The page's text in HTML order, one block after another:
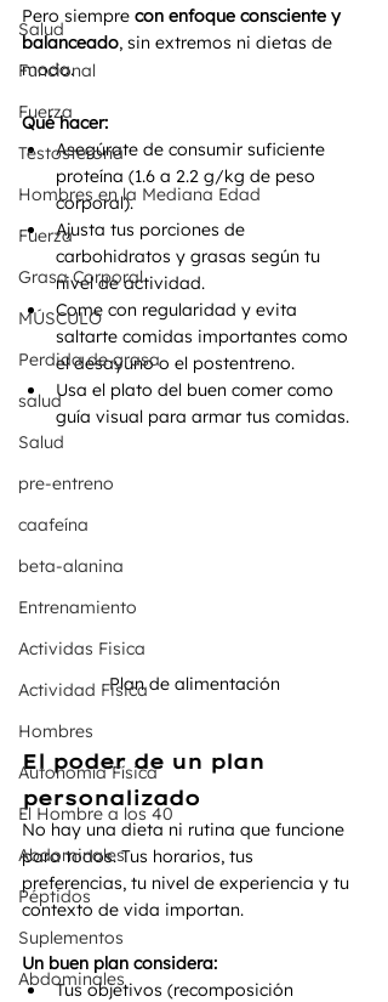
Salud
Funcional
Fuerza
Testosterona
Hombres en la Mediana Edad
Fuerza
Grasa Corporal
MÚSCULO
Perdida de grasa
salud
Salud
pre-entreno
caafeína
beta-alanina
Entrenamiento
Actividas Fisica
Actividad Fisica
Hombres
Autonomía Física
El Hombre a los 40
Abdominales
Péptidos
Suplementos
Abdominales
Pero siempre con enfoque consciente y
balanceado, sin extremos ni dietas de
moda.
Qué hacer:
Asegúrate de consumir suficiente
proteína (1.6 a 2.2 g/kg de peso
corporal).
Ajusta tus porciones de
carbohidratos y grasas según tu
nivel de actividad.
Come con regularidad y evita
saltarte comidas importantes como
el desayuno o el postentreno.
Usa el plato del buen comer como
guía visual para armar tus comidas.
Plan de alimentación
El poder de un plan
personalizado
No hay una dieta ni rutina que funcione
para todos. Tus horarios, tus
preferencias, tu nivel de experiencia y tu
contexto de vida importan.
Un buen plan considera:
Tus objetivos (recomposición